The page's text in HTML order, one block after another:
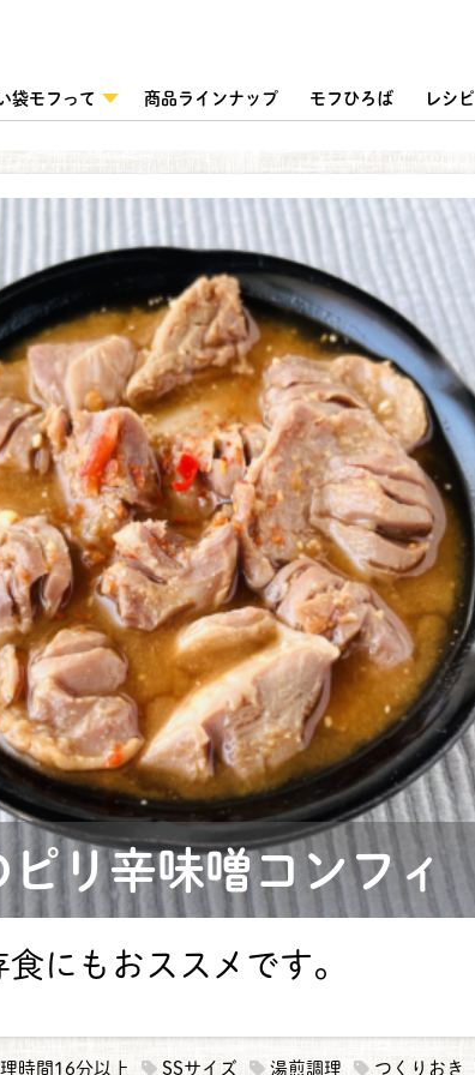
袋モフって 商品ラインナップ モフひろば レシピ
ピリ辛味噌コンフィ
にもおススメです。
時間16分以上 SSサイズ 湯煎調理 つくりおき